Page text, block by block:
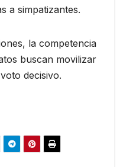
a simpatizantes.
la competencia
buscan movilizar
decisivo.